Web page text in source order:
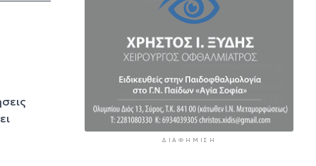
Πάνω από 90 ειδικότητες και
860 τμήματα στις δημόσιες
ΣΑΕΚ
9 ώρες 37 λεπτά πρίν
Αυξήθηκαν οι Έλληνες που
αποφάσισαν να διακόψουν το
κάπνισμα
10 ώρες 7 λεπτά πρίν
ΔΙΑΦΉΜΙΣΗ